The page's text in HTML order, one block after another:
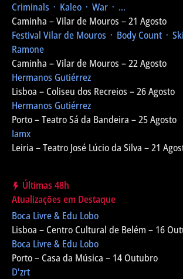
Criminals ᛫ Kaleo ᛫ War ᛫ ...
Caminha – Vilar de Mouros – 21 Agosto
Festival Vilar de Mouros ᛫ Body Count ᛫
Ramone
Caminha – Vilar de Mouros – 22 Agosto
Hermanos Gutiérrez
Lisboa – Coliseu dos Recreios – 26 Agosto
Hermanos Gutiérrez
Porto – Teatro Sá da Bandeira – 25 Agosto
Iamx
Leiria – Teatro José Lúcio da Silva – 21
Últimas 48h
Atualizações em Destaque
Boca Livre & Edu Lobo
Lisboa – Centro Cultural de Belém – 16
Boca Livre & Edu Lobo
Porto – Casa da Música – 14 Outubro
D'zrt